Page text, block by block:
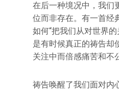
在后一种境况中，我们
位而非存在。有一首经
如何“把我们从对世界
是有时候真正的祷告却
关注中而倍感痛苦和不
祷告唤醒了我们面对内